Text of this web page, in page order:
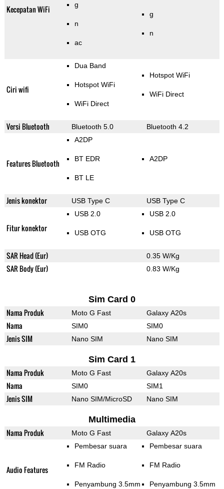
Kecepatan WiFi g
n
ac
g
n
Ciri wifi
Dua Band
Hotspot WiFi
WiFi Direct
Hotspot WiFi
WiFi Direct
Versi Bluetooth Bluetooth 5.0 Bluetooth 4.2
Features Bluetooth
A2DP
BT EDR
BT LE
A2DP
Jenis konektor USB Type C USB Type C
Fitur konektor
USB 2.0
USB OTG
USB 2.0
USB OTG
SAR Head (Eur) 0.35 W/Kg
SAR Body (Eur) 0.83 W/Kg
Sim Card 0
Nama Produk Moto G Fast Galaxy A20s
Nama SIM0 SIM0
Jenis SIM Nano SIM Nano SIM
Sim Card 1
Nama Produk Moto G Fast Galaxy A20s
Nama SIM0 SIM1
Jenis SIM Nano SIM/MicroSD Nano SIM
Multimedia
Nama Produk Moto G Fast Galaxy A20s
Audio Features
Pembesar suara
FM Radio
Penyambung 3.5mm
Pembesar suara
FM Radio
Penyambung 3.5mm